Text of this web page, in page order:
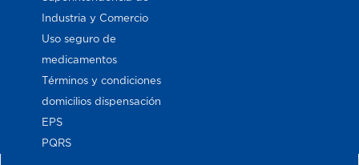
Industria y Comercio
Uso seguro de
medicamentos
Términos y condiciones
domicilios dispensación
EPS
PQRS